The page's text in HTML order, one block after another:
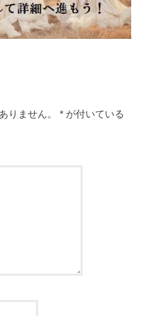
りません。 * が付いている